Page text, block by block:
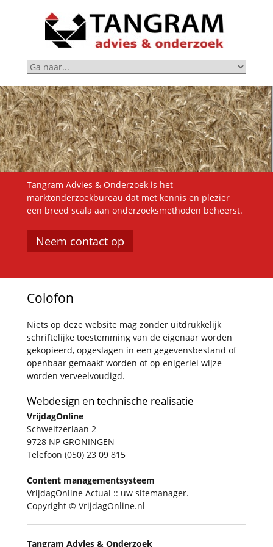
Tangram Advies & Onderzoek is het
marktonderzoekbureau dat met kennis en plezier
een breed scala aan onderzoeksmethoden beheerst.
Neem contact op
Colofon
Niets op deze website mag zonder uitdrukkelijk
schriftelijke toestemming van de eigenaar worden
gekopieerd, opgeslagen in een gegevensbestand of
openbaar gemaakt worden of op enigerlei wijze
worden verveelvoudigd.
Webdesign en technische realisatie
VrijdagOnline
Schweitzerlaan 2
9728 NP GRONINGEN
Telefoon (050) 23 09 815
Content managementsysteem
VrijdagOnline Actual :: uw sitemanager.
Copyright © VrijdagOnline.nl
Tangram Advies & Onderzoek